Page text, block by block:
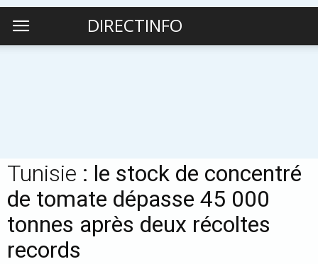
DIRECTINFO
Tunisie : le stock de concentré
de tomate dépasse 45 000
tonnes après deux récoltes
records